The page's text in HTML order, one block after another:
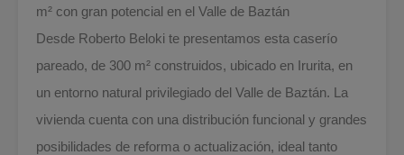
m² con gran potencial en el Valle de Baztán
Desde Roberto Beloki te presentamos esta caserío
pareado, de 300 m² construidos, ubicado en Irurita, en
un entorno natural privilegiado del Valle de Baztán. La
vivienda cuenta con una distribución funcional y grandes
posibilidades de reforma o actualización, ideal tanto